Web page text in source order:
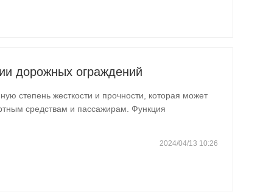
дорожных ограждений
степень жесткости и прочности, которая может
средствам и пассажирам. Функция
2024/04/13 10:26